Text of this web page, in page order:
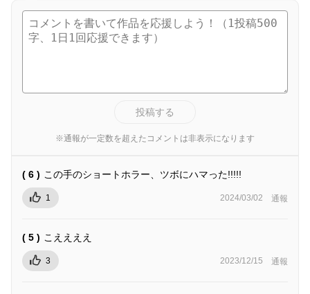
投稿する
※通報が一定数を超えたコメントは非表示になります
( 6 ) この手のショートホラー、ツボにハマった!!!!!
1 2024/03/02 通報
( 5 ) こええええ
3 2023/12/15 通報